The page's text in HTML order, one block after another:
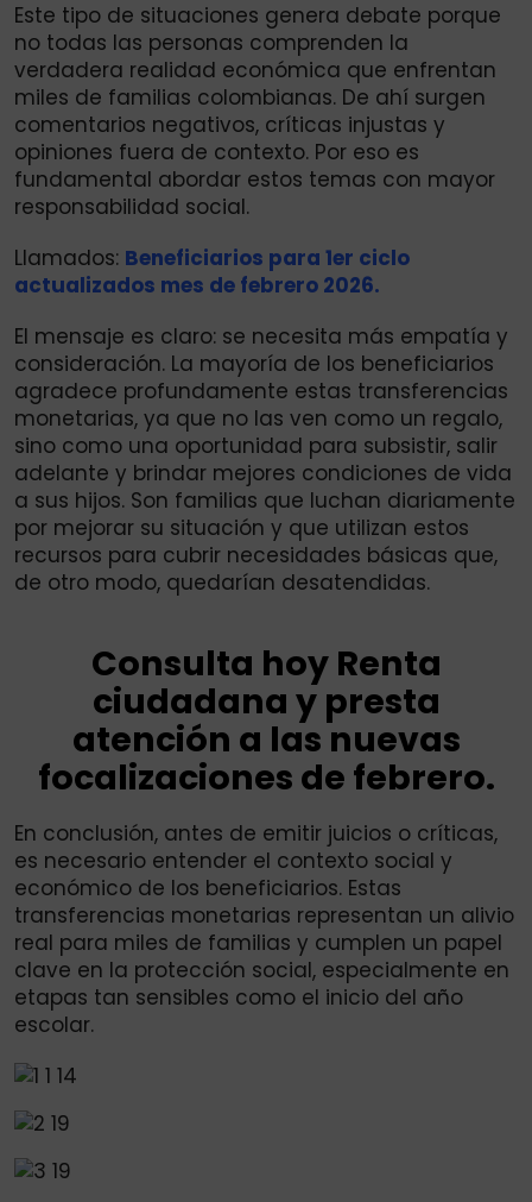
Este tipo de situaciones genera debate porque
no todas las personas comprenden la
verdadera realidad económica que enfrentan
miles de familias colombianas. De ahí surgen
comentarios negativos, críticas injustas y
opiniones fuera de contexto. Por eso es
fundamental abordar estos temas con mayor
responsabilidad social.
Llamados: Beneficiarios para 1er ciclo
actualizados mes de febrero 2026.
El mensaje es claro: se necesita más empatía y
consideración. La mayoría de los beneficiarios
agradece profundamente estas transferencias
monetarias, ya que no las ven como un regalo,
sino como una oportunidad para subsistir, salir
adelante y brindar mejores condiciones de vida
a sus hijos. Son familias que luchan diariamente
por mejorar su situación y que utilizan estos
recursos para cubrir necesidades básicas que,
de otro modo, quedarían desatendidas.
Consulta hoy Renta
ciudadana y presta
atención a las nuevas
focalizaciones de febrero.
En conclusión, antes de emitir juicios o críticas,
es necesario entender el contexto social y
económico de los beneficiarios. Estas
transferencias monetarias representan un alivio
real para miles de familias y cumplen un papel
clave en la protección social, especialmente en
etapas tan sensibles como el inicio del año
escolar.